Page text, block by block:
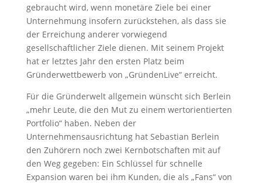
gebraucht wird, wenn monetäre Ziele bei einer
Unternehmung insofern zurückstehen, als dass sie
der Erreichung anderer vorwiegend
gesellschaftlicher Ziele dienen. Mit seinem Projekt
hat er letztes Jahr den ersten Platz beim
Gründerwettbewerb von „GründenLive“ erreicht.
Für die Gründerwelt allgemein wünscht sich Berlein
„mehr Leute, die den Mut zu einem wertorientierten
Portfolio“ haben. Neben der
Unternehmensausrichtung hat Sebastian Berlein
den Zuhörern noch zwei Kernbotschaften mit auf
den Weg gegeben: Ein Schlüssel für schnelle
Expansion waren bei ihm Kunden, die als „Fans“ von